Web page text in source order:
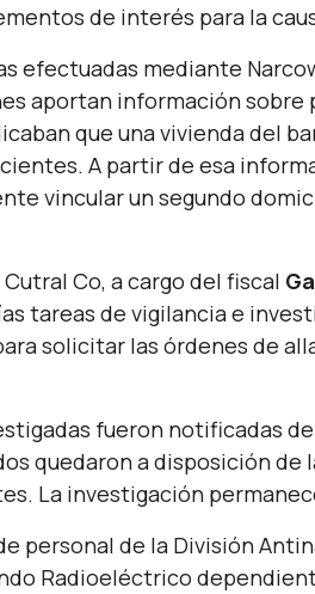
de interés para la
efectuadas mediante
aportan información sobre
que una vivienda del
A partir de esa
vincular un segundo
Co, a cargo del fiscal
tareas de vigilancia e
solicitar las órdenes de
fueron notificadas
quedaron a disposición de
La investigación
personal de la División
Radioeléctrico